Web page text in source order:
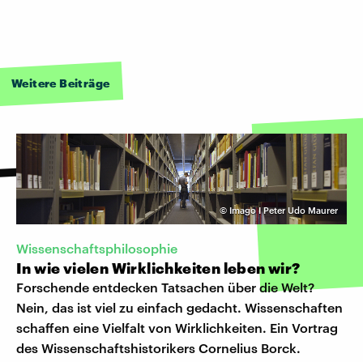
Weitere Beiträge
© Imago I Peter Udo Maurer
Wissenschaftsphilosophie
In wie vielen Wirklichkeiten leben wir?
Forschende entdecken Tatsachen über die Welt?
Nein, das ist viel zu einfach gedacht. Wissenschaften
schaffen eine Vielfalt von Wirklichkeiten. Ein Vortrag
des Wissenschaftshistorikers Cornelius Borck.